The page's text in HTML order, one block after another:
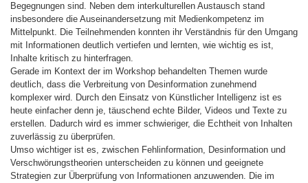
Begegnungen sind. Neben dem interkulturellen Austausch stand
insbesondere die Auseinandersetzung mit Medienkompetenz im
Mittelpunkt. Die Teilnehmenden konnten ihr Verständnis für den Umgang
mit Informationen deutlich vertiefen und lernten, wie wichtig es ist,
Inhalte kritisch zu hinterfragen.
Gerade im Kontext der im Workshop behandelten Themen wurde
deutlich, dass die Verbreitung von Desinformation zunehmend
komplexer wird. Durch den Einsatz von Künstlicher Intelligenz ist es
heute einfacher denn je, täuschend echte Bilder, Videos und Texte zu
erstellen. Dadurch wird es immer schwieriger, die Echtheit von Inhalten
zuverlässig zu überprüfen.
Umso wichtiger ist es, zwischen Fehlinformation, Desinformation und
Verschwörungstheorien unterscheiden zu können und geeignete
Strategien zur Überprüfung von Informationen anzuwenden. Die im